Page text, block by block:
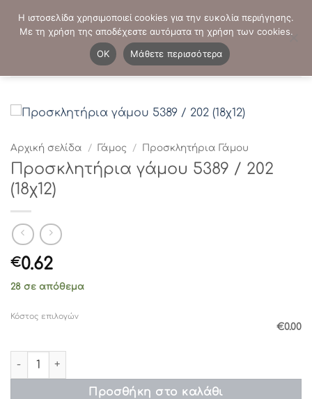
στο
ΤΗΛΕΦΩΝΙΚΕΣ ΠΑΡΑΓΓΕΛΙΕΣ: - 2103821941
Αρχική σελίδα / Γάμος / Προσκλητήρια Γάμου
Προσκλητήρια γάμου 5389 / 202
(18χ12)
€0.62
28 σε απόθεμα
Κόστος επιλογών
€0.00
Προσκλητήρια γάμου 5389 / 202 (18χ12) ποσότητα
Προσθήκη στο καλάθι
Η ιστοσελίδα χρησιμοποιεί cookies για την ευκολία περιήγησης.
Με τη χρήση της αποδέχεστε αυτόματα τη χρήση των cookies.
OK
Μάθετε περισσότερα